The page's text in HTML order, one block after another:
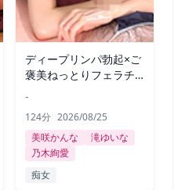
ディープリンパ勃起×ご
褒美ねっとりフェラチ
-
124分 2026/08/25
美咲かんな
滝ゆいな
乃木絢愛
痴女